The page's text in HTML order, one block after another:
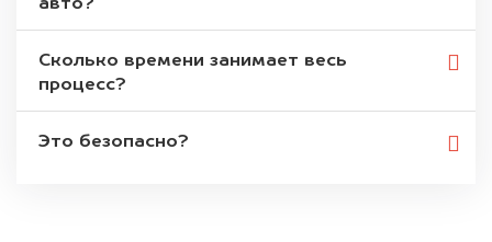
авто?
Сколько времени занимает весь
процесс?
Это безопасно?